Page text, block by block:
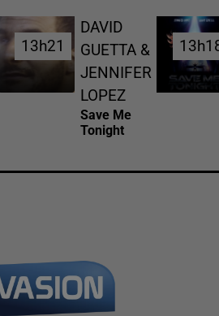
13h21
13h21
DAVID
GUETTA &
JENNIFER
LOPEZ
Save Me
Tonight